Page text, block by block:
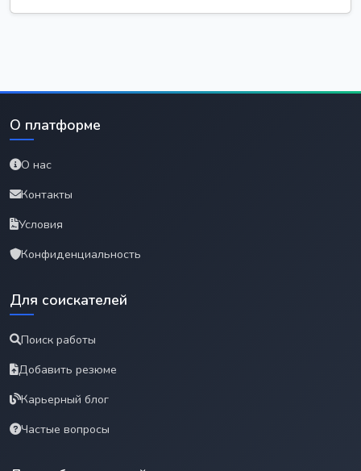
О платформе
О нас
Контакты
Условия
Конфиденциальность
Для соискателей
Поиск работы
Добавить резюме
Карьерный блог
Частые вопросы